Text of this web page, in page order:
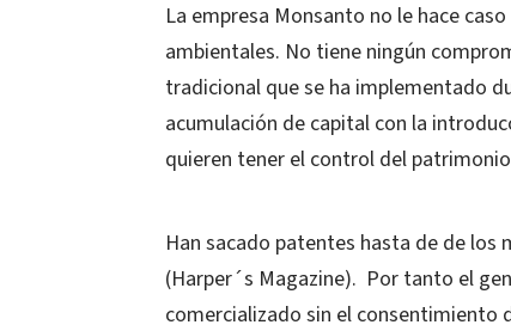
La empresa Monsanto no le hace
ambientales. No tiene ningún
tradicional que se ha implementado
acumulación de capital con la
quieren tener el control del
Han sacado patentes hasta de de
(Harper´s Magazine). Por tanto el
comercializado sin el consentimiento